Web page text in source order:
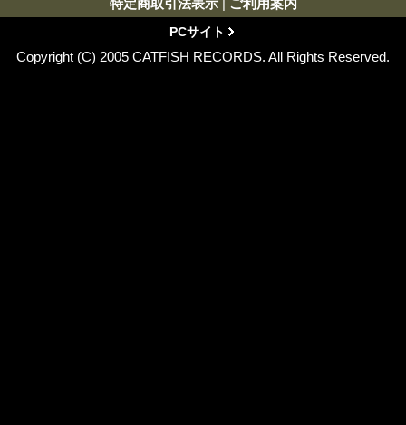
PCサイト
Copyright (C) 2005 CATFISH RECORDS. All Rights Reserved.